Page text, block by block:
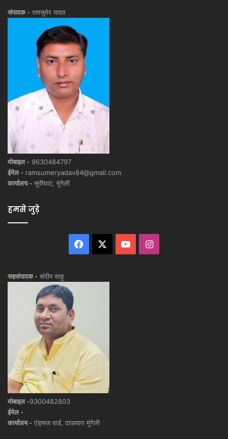
संपादक - रामसुमेर यादव
मोबाइल - 9630484797
ईमेल - ramsumeryadav84@gmail.com
कार्यालय - सुरीघाट, मुंगेली
हमसे जुड़े
Facebook YouTubeInstagram
सहसंपादक - संदीप साहू
मोबाइल -9300482803
ईमेल -
कार्यालय - एंड्रूज वार्ड, दाऊपारा मुंगेली